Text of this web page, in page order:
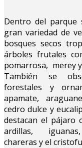
Dentro del parque
gran variedad de
bosques secos
árboles frutales
pomarrosa, merey
También se
forestales y
apamate,
cedro dulce y
destacan el pájaro
ardillas,
chareras y el